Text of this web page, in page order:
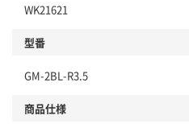
WK21621
型番
GM-2BL-R3.5
商品仕様